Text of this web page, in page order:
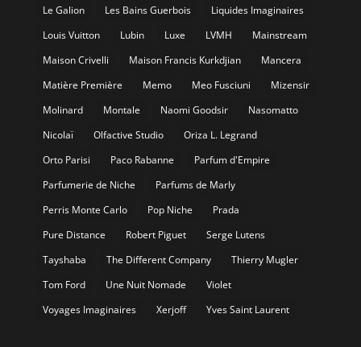
Le Galion
Les Bains Guerbois
Liquides Imaginaires
Louis Vuitton
Lubin Luxe LVMH
Mainstream
Maison Crivelli
Maison Francis Kurkdjian
Mancera
Matière Première
Memo Meo Fusciuni
Mizensir
Molinard
Montale Naomi Goodsir
Nasomatto
Nicolaï
Olfactive Studio
Oriza L. Legrand
Orto Parisi
Paco Rabanne
Parfum d'Empire
Parfumerie de Niche
Parfums de Marly
Perris Monte Carlo
Pop Niche
Prada
Pure Distance
Robert Piguet
Serge Lutens
Tayshaba
The Different Company
Thierry Mugler
Tom Ford
Une Nuit Nomade
Violet
Voyages Imaginaires
Xerjoff Yves Saint Laurent